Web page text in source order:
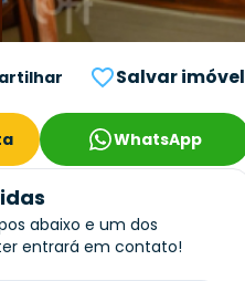
Salvar imóvel
WhatsApp
abaixo e um dos
entrará em contato!